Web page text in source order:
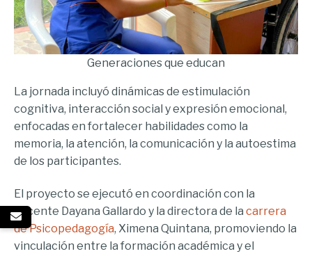
Generaciones que educan
La jornada incluyó dinámicas de estimulación
cognitiva, interacción social y expresión emocional,
enfocadas en fortalecer habilidades como la
memoria, la atención, la comunicación y la autoestima
de los participantes.
El proyecto se ejecutó en coordinación con la
docente Dayana Gallardo y la directora de la carrera
de Psicopedagogía, Ximena Quintana, promoviendo la
vinculación entre la formación académica y el